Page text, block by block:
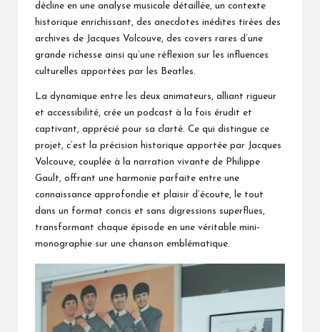
décline en une analyse musicale détaillée, un contexte
historique enrichissant, des anecdotes inédites tirées des
archives de Jacques Volcouve, des covers rares d’une
grande richesse ainsi qu’une réflexion sur les influences
culturelles apportées par les Beatles.
La dynamique entre les deux animateurs, alliant rigueur
et accessibilité, crée un podcast à la fois érudit et
captivant, apprécié pour sa clarté. Ce qui distingue ce
projet, c’est la précision historique apportée par Jacques
Volcouve, couplée à la narration vivante de Philippe
Gault, offrant une harmonie parfaite entre une
connaissance approfondie et plaisir d’écoute, le tout
dans un format concis et sans digressions superflues,
transformant chaque épisode en une véritable mini-
monographie sur une chanson emblématique.